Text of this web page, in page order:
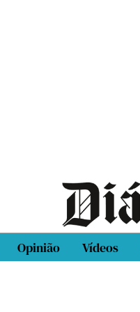
Opinião Vídeos